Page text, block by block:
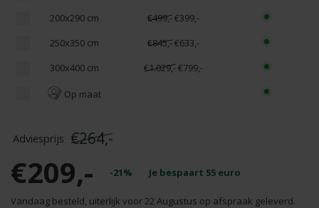
200x290 cm
€499,-€399,-
250x350 cm
€845,-€633,-
300x400 cm
€1.029,-€799,-
Op maat
€264,-
€209,- -21% Je bespaart 55 euro
Vandaag besteld, uiterlijk voor 22 Augustus op afspraak geleverd.